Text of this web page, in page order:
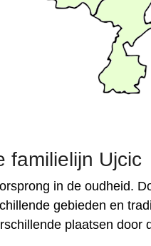
familielijn Ujcic
in de oudheid.
gebieden en
plaatsen door